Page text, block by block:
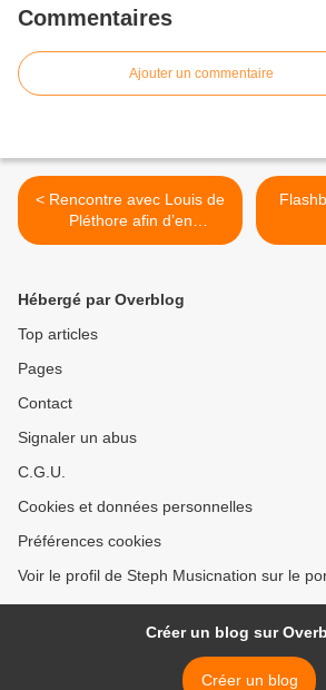
Commentaires
Ajouter un commentaire
< Rencontre avec Louis de
Pléthore afin d’en
apprendre plus sur « L » un
Hébergé par Overblog
Top articles
Pages
Contact
Signaler un abus
C.G.U.
Cookies et données personnelles
Préférences cookies
Voir le profil de Steph Musicnation sur le
Créer un blog sur
Créer un blog